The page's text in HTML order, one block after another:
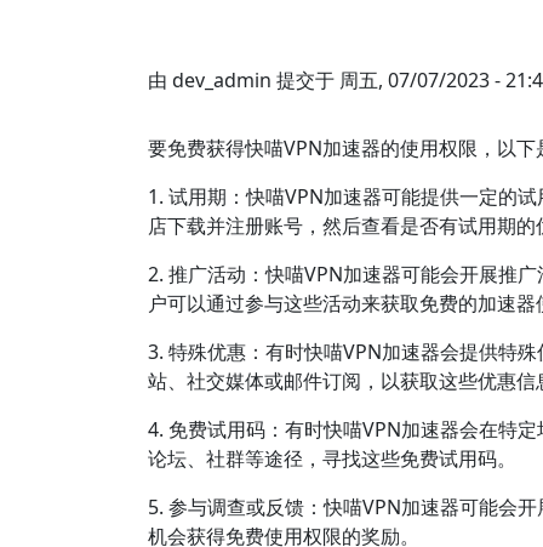
由 dev_admin 提交于 周五, 07/07/2023 -
要免费获得快喵VPN加速器的使用权限，以
1. 试用期：快喵VPN加速器可能提供一定的
店下载并注册账号，然后查看是否有试用期的
2. 推广活动：快喵VPN加速器可能会开展推
户可以通过参与这些活动来获取免费的加速器
3. 特殊优惠：有时快喵VPN加速器会提供特
站、社交媒体或邮件订阅，以获取这些优惠信
4. 免费试用码：有时快喵VPN加速器会在特
论坛、社群等途径，寻找这些免费试用码。
5. 参与调查或反馈：快喵VPN加速器可能会
机会获得免费使用权限的奖励。